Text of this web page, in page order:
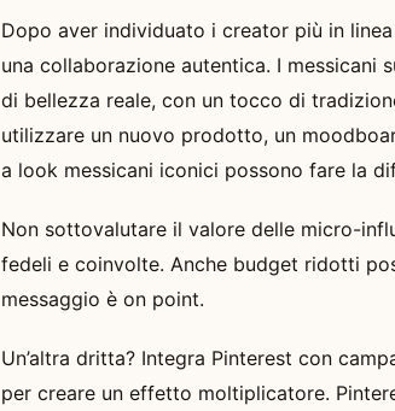
Dopo aver individuato i creator più in
una collaborazione autentica. I messicani
di bellezza reale, con un tocco di
utilizzare un nuovo prodotto, un
a look messicani iconici possono fare la
Non sottovalutare il valore delle micro-
fedeli e coinvolte. Anche budget ridotti
messaggio è on point.
Un’altra dritta? Integra Pinterest con
per creare un effetto moltiplicatore.